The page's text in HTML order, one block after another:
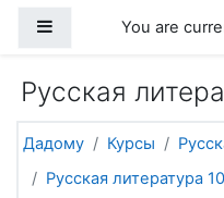
Side panelYou are
Русская
Дадому Курсы
Русская литература 10